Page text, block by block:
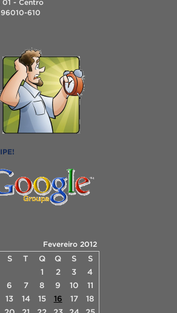
01 - Centro
610
Fevereiro 2012
S T Q Q S
S
1
2 3
4
6 7 8 9 10
11
13 14 15 16 17
18